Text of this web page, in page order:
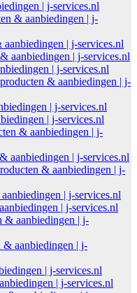
| j-services.nl
& aanbiedingen | j-
| j-services.nl
aanbiedingen | j-services.nl
| j-services.nl
& aanbiedingen | j-
| j-services.nl
| j-services.nl
& aanbiedingen | j-
aanbiedingen | j-services.nl
& aanbiedingen | j-
| j-services.nl
| j-services.nl
aanbiedingen | j-
aanbiedingen | j-
| j-services.nl
| j-services.nl